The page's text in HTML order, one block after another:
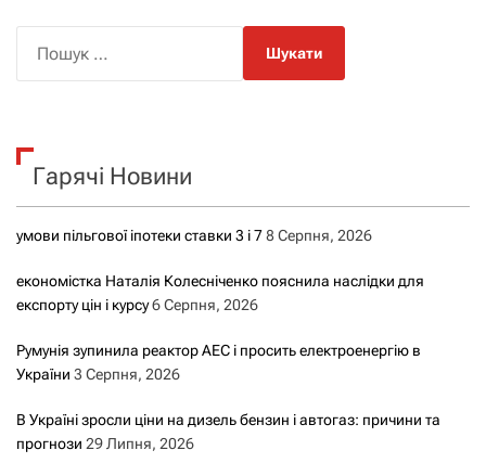
к
Гарячі Новини
умови пільгової іпотеки ставки 3 і 78 Серпня, 2026
економістка Наталія Колесніченко пояснила наслідки для
експорту цін і курсу6 Серпня, 2026
Румунія зупинила реактор АЕС і просить електроенергію в
України 3 Серпня, 2026
В Україні зросли ціни на дизель бензин і автогаз: причини та
прогнози 29 Липня, 2026